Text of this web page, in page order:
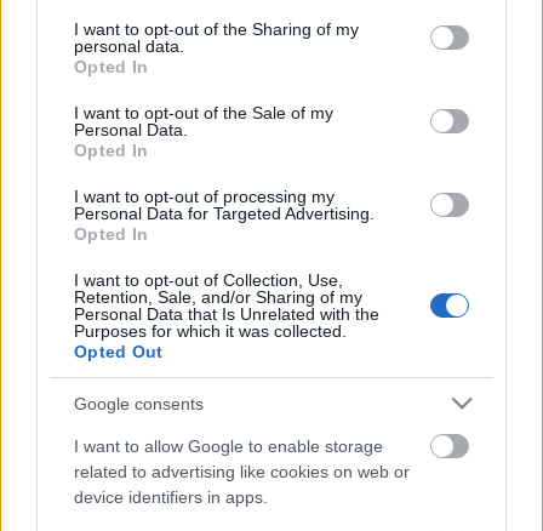
not limited to your visit or usage behaviour. You may click to
grant or deny consent to Google and its third-party tags to
use your data for below specified purposes in below Google
consent section.
I want to opt-out of the Sharing of my
personal data.
Opted In
I want to opt-out of the Sale of my
Personal Data.
Opted In
I want to opt-out of processing my
Personal Data for Targeted Advertising.
Opted In
I want to opt-out of Collection, Use,
Retention, Sale, and/or Sharing of my
Personal Data that Is Unrelated with the
Purposes for which it was collected.
Opted Out
Google consents
I want to allow Google to enable storage
related to advertising like cookies on web or
device identifiers in apps.
Miként csökkenthető a
mezőgazdaság metánkibocsátása?
A metán mint kulcsfontosságú üvegházhatású gáz
(ühg) az utóbbi évtizedekben kezd közismertebbé
válni, hiszen rövid távon sokszorosával járul hozzá az
éghajlatváltozáshoz a szén-dioxidhoz képest.
Blogsorozatunkban bemutatjuk a legfontosabb
kibocsátó ágazatok jellemzőit és a csökkentési
lehetőségeket.…